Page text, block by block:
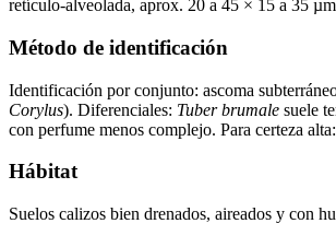
retículo-alveolada, aprox. 20 a 45 × 15 a 35
Método de identificación
Identificación por conjunto: ascoma
Corylus). Diferenciales: Tuber brumale suele
con perfume menos complejo. Para certeza
Hábitat
Suelos calizos bien drenados, aireados y con